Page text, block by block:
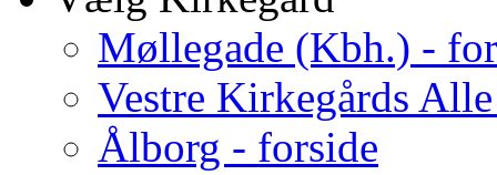
Møllegade (Kbh.) -
Vestre Kirkegårds
Ålborg - forside